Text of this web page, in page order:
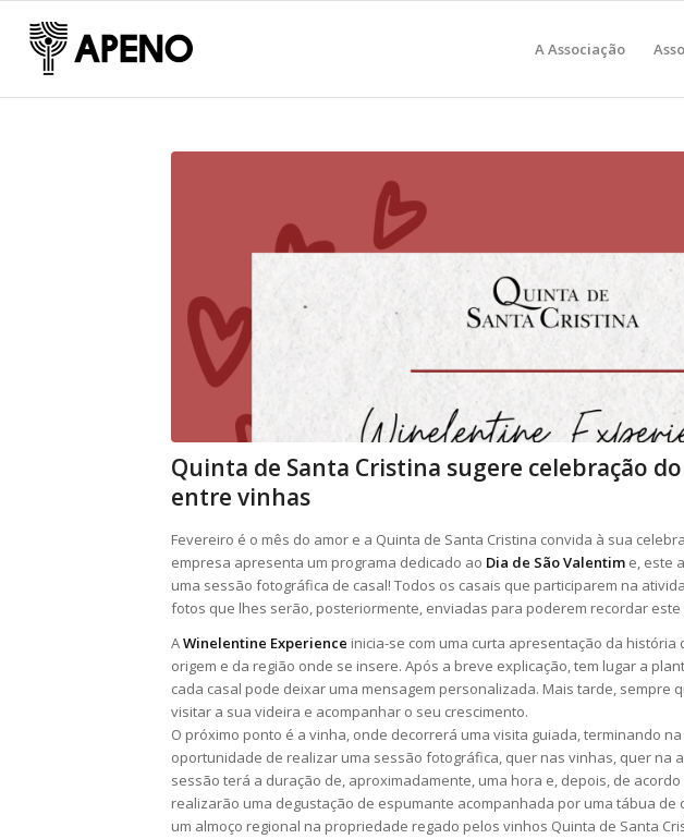
A Associação
Quinta de Santa Cristina sugere celebração
entre vinhas
Fevereiro é o mês do amor e a Quinta de Santa Cristina convida à sua
empresa apresenta um programa dedicado ao Dia de São Valentim e, este
uma sessão fotográfica de casal! Todos os casais que participarem na
fotos que lhes serão, posteriormente, enviadas para poderem recordar
AWinelentine Experience inicia-se com uma curta apresentação da
origem e da região onde se insere. Após a breve explicação, tem lugar a
cada casal pode deixar uma mensagem personalizada. Mais tarde, sempre
visitar a sua videira e acompanhar o seu crescimento.
O próximo ponto é a vinha, onde decorrerá uma visita guiada, terminando
oportunidade de realizar uma sessão fotográfica, quer nas vinhas, quer na
sessão terá a duração de, aproximadamente, uma hora e, depois, de
realizarão uma degustação de espumante acompanhada por uma tábua de
um almoço regional na propriedade regado pelos vinhos Quinta de Santa